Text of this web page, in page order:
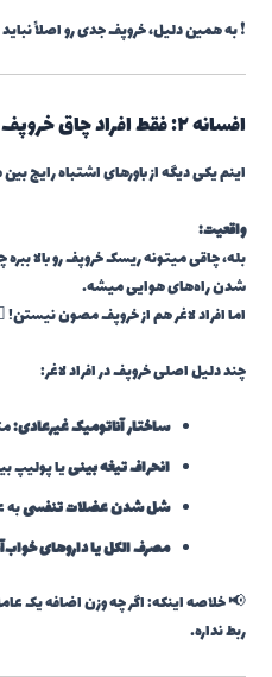
❗ به همین دلیل، خروپف جدی رو اصلاً
افسانه ۲: فقط افراد چاق خروپف می‌کنن ❌
اینم یکی دیگه از باورهای اشتباه رایج
واقعیت:
بله، چاقی میتونه ریسک خروپف رو بالا
شدن راه‌های هوایی میشه.
اما افراد لاغر هم از خروپف مصون
چند دلیل اصلی خروپف در افراد لاغر:
ساختار آناتومیک غیرعادی:
انحراف تیغه بینییا پولیپ
شل شدن عضلات تنفسی
مصرف الکل یا داروهای
📢 خلاصه اینکه: اگر چه وزن اضافه یک
ربط نداره.